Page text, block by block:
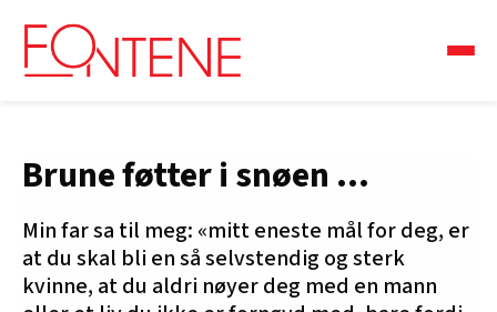
Brune føtter i snøen …
Min far sa til meg: «mitt eneste mål for deg, er
at du skal bli en så selvstendig og sterk
kvinne, at du aldri nøyer deg med en mann